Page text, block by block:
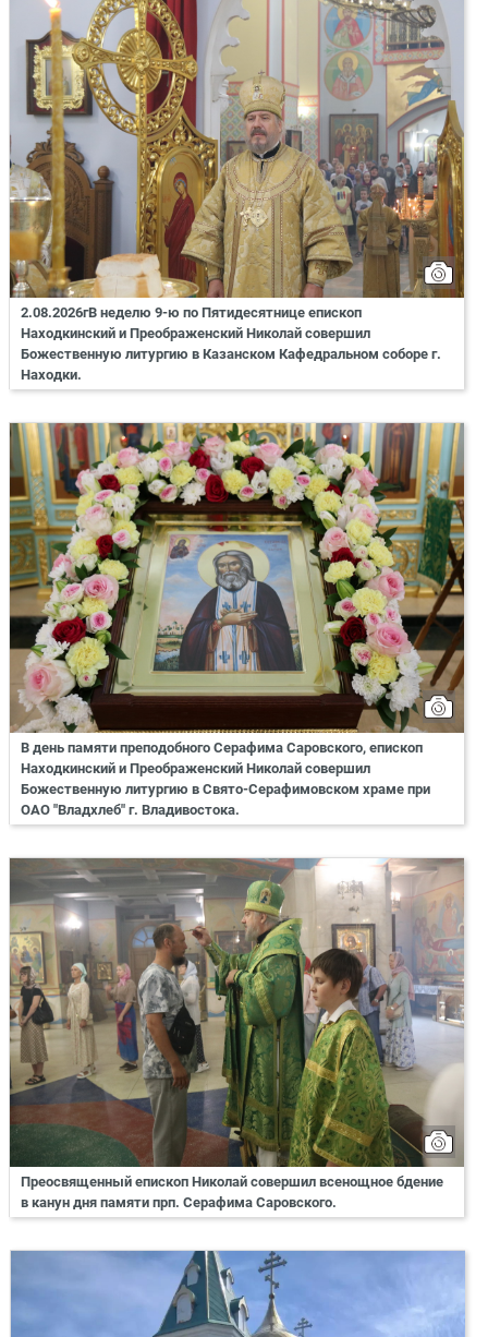
2.08.2026гВ неделю 9-ю по Пятидесятнице епископ
Находкинский и Преображенский Николай совершил
Божественную литургию в Казанском Кафедральном соборе г.
Находки.
В день памяти преподобного Серафима Саровского, епископ
Находкинский и Преображенский Николай совершил
Божественную литургию в Свято-Серафимовском храме при
ОАО "Владхлеб" г. Владивостока.
Преосвященный епископ Николай совершил всенощное бдение
в канун дня памяти прп. Серафима Саровского.